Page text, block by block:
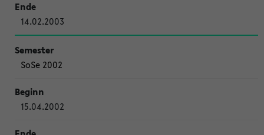
14.02.2003
SoSe 2002
15.04.2002